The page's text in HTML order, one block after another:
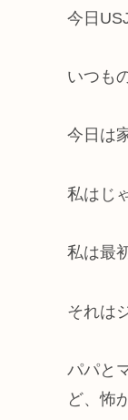
今日
いつも
今日は
私はじ
私は最
それは
パパと
ど、怖